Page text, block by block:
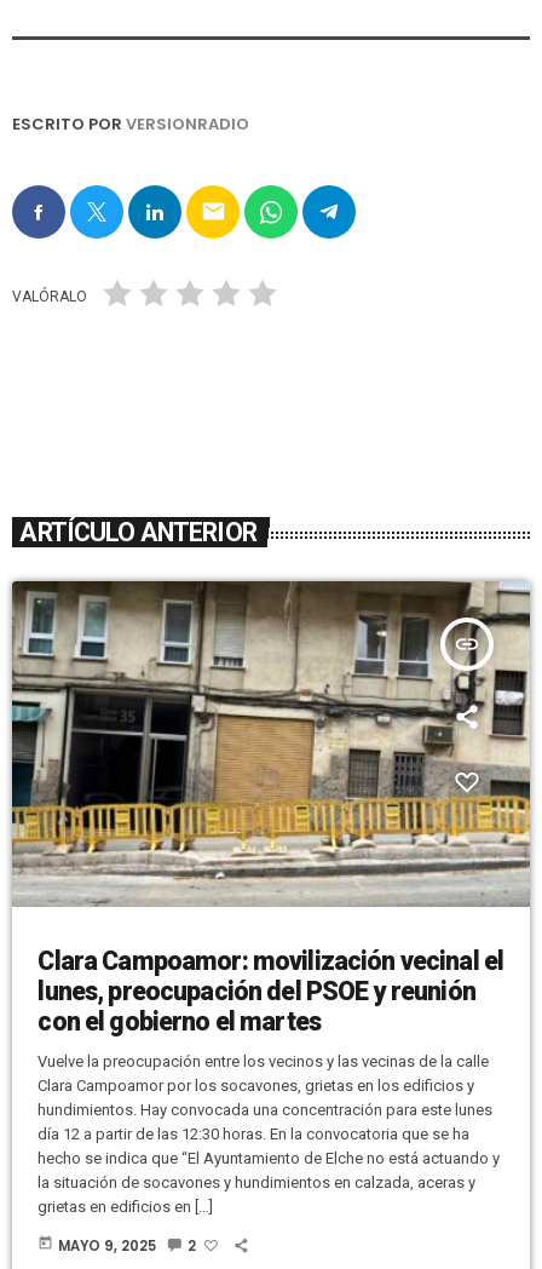
ESCRITO POR VERSIONRADIO
email
VALÓRALO
ARTÍCULO ANTERIOR
insert_link
Clara Campoamor: movilización vecinal el
lunes, preocupación del PSOE y reunión
con el gobierno el martes
Vuelve la preocupación entre los vecinos y las vecinas de la calle
Clara Campoamor por los socavones, grietas en los edificios y
hundimientos. Hay convocada una concentración para este lunes
día 12 a partir de las 12:30 horas. En la convocatoria que se ha
hecho se indica que “El Ayuntamiento de Elche no está actuando y
la situación de socavones y hundimientos en calzada, aceras y
grietas en edificios en […]
today MAYO 9, 2025 2